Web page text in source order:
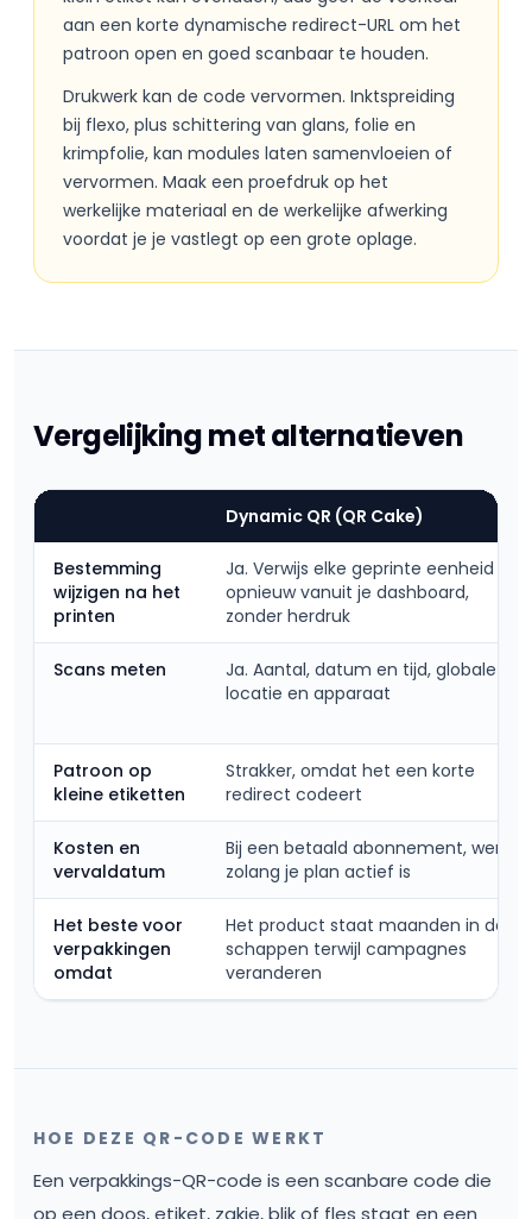
aan een korte dynamische redirect-URL om het
patroon open en goed scanbaar te houden.
Drukwerk kan de code vervormen. Inktspreiding
bij flexo, plus schittering van glans, folie en
krimpfolie, kan modules laten samenvloeien of
vervormen. Maak een proefdruk op het
werkelijke materiaal en de werkelijke afwerking
voordat je je vastlegt op een grote oplage.
Vergelijking met alternatieven
Dynamic QR (QR Cake)
Bestemming
wijzigen na het
printen
Ja. Verwijs elke geprinte eenheid
opnieuw vanuit je dashboard,
zonder herdruk
Scans meten
Ja. Aantal, datum en tijd, globale
locatie en apparaat
Patroon op
kleine etiketten
Strakker, omdat het een korte
redirect codeert
Kosten en
vervaldatum
Bij een betaald abonnement, werkt
zolang je plan actief is
Het beste voor
verpakkingen
omdat
Het product staat maanden in de
schappen terwijl campagnes
veranderen
HOE DEZE QR-CODE WERKT
Een verpakkings-QR-code is een scanbare code die
op een doos, etiket, zakje, blik of fles staat en een